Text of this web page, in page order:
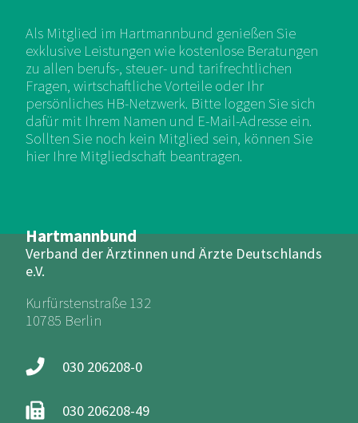
Hartmannbund
Verband der Ärztinnen und Ärzte Deutschlands
e.V.
Kurfürstenstraße 132
10785 Berlin
030 206208-0
030 206208-49
Als Mitglied im Hartmannbund genießen Sie
exklusive Leistungen wie kostenlose Beratungen
zu allen berufs-, steuer- und tarifrechtlichen
Fragen, wirtschaftliche Vorteile oder Ihr
persönliches HB-Netzwerk. Bitte loggen Sie sich
dafür mit Ihrem Namen und E-Mail-Adresse ein.
Sollten Sie noch kein Mitglied sein, können Sie
hier Ihre Mitgliedschaft beantragen.